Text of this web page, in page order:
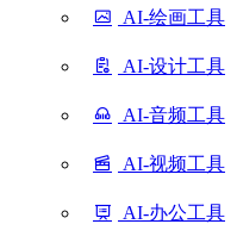
AI-绘画工具
AI-设计工具
AI-音频工具
AI-视频工具
AI-办公工具